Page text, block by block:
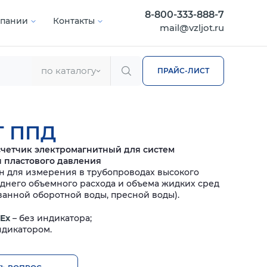
Контакты
8-800-333-888-7
mail@vzljot.ru
по каталогу ПРАЙС-ЛИСТ
ППД
электромагнитный для систем
давления
для измерения в трубопроводах высокого
объемного расхода и объема жидких сред
оборотной воды, пресной воды).
– без индикатора;